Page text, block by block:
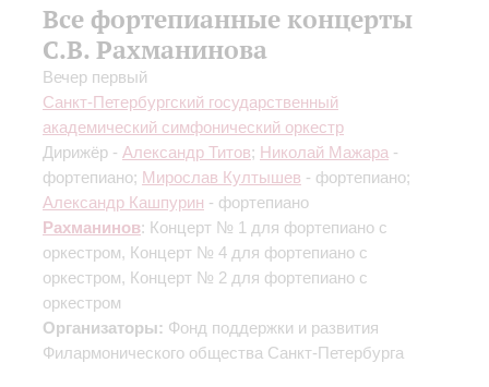
Все фортепианные концерты
С.В. Рахманинова
Вечер первый
Санкт-Петербургский государственный
академический симфонический оркестр
Дирижёр - Александр Титов; Николай Мажара -
фортепиано; Мирослав Култышев - фортепиано;
Александр Кашпурин - фортепиано
Рахманинов: Концерт № 1 для фортепиано с
оркестром, Концерт № 4 для фортепиано с
оркестром, Концерт № 2 для фортепиано с
оркестром
Организаторы: Фонд поддержки и развития
Филармонического общества Санкт-Петербурга